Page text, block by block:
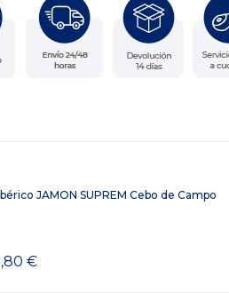
JAMON SUPREM Cebo de Campo
€